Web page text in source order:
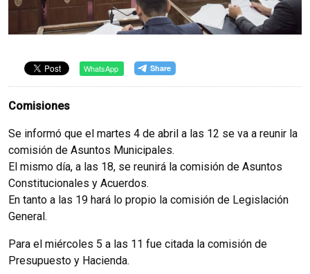
WhatsApp
Comisiones
Se informó que el martes 4 de abril a las 12 se va a reunir la
comisión de Asuntos Municipales.
El mismo día, a las 18, se reunirá la comisión de Asuntos
Constitucionales y Acuerdos.
En tanto a las 19 hará lo propio la comisión de Legislación
General.
Para el miércoles 5 a las 11 fue citada la comisión de
Presupuesto y Hacienda.